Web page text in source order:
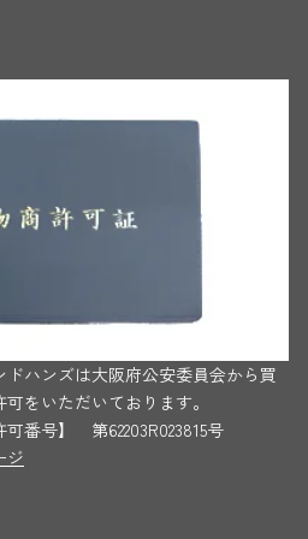
ハンズは大阪府公安委員会から買
をいただいております。
可番号】 第62203R023815号
ジ